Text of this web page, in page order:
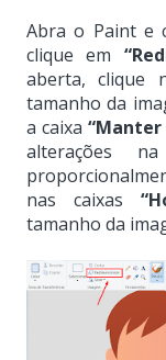
Abra o Paint e
clique em
aberta, clique
tamanho da
a caixa
alterações
nas caixas
tamanho da